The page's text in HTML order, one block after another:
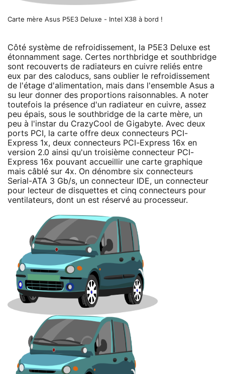
Carte mère Asus P5E3 Deluxe - Intel X38 à bord !
Côté système de refroidissement, la P5E3 Deluxe est
étonnamment sage. Certes northbridge et southbridge
sont recouverts de radiateurs en cuivre reliés entre
eux par des caloducs, sans oublier le refroidissement
de l'étage d'alimentation, mais dans l'ensemble Asus a
su leur donner des proportions raisonnables. A noter
toutefois la présence d'un radiateur en cuivre, assez
peu épais, sous le southbridge de la carte mère, un
peu à l'instar du CrazyCool de Gigabyte. Avec deux
ports PCI, la carte offre deux connecteurs PCI-
Express 1x, deux connecteurs PCI-Express 16x en
version 2.0 ainsi qu'un troisième connecteur PCI-
Express 16x pouvant accueillir une carte graphique
mais câblé sur 4x. On dénombre six connecteurs
Serial-ATA 3 Gb/s, un connecteur IDE, un connecteur
pour lecteur de disquettes et cinq connecteurs pour
ventilateurs, dont un est réservé au processeur.